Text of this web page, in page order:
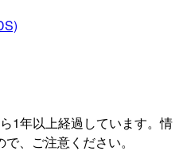
1年以上経過しています。情
、ご注意ください。